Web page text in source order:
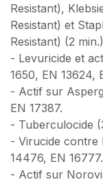
Resistant),
Resistant) et
Resistant) (2
- Levuricide et
1650, EN 13624,
- Actif sur
EN 17387.
- Tuberculocide
- Virucide contre
14476, EN 16777.
- Actif sur